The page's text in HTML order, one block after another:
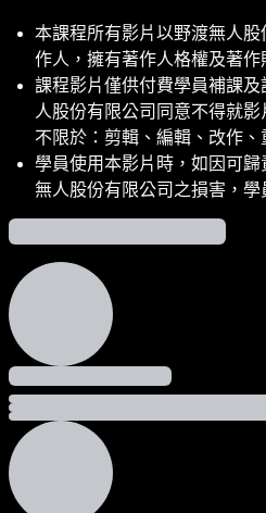
本課程所有影片以野渡無人
作人，擁有著作人格權及著作
課程影片僅供付費學員補課
人股份有限公司同意不得就
不限於：剪輯、編輯、改作、
學員使用本影片時，如因可
無人股份有限公司之損害，學